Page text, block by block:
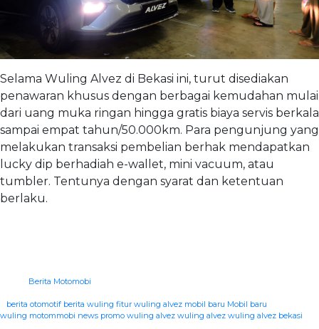
Selama Wuling Alvez di Bekasi ini, turut disediakan
penawaran khusus dengan berbagai kemudahan mulai
dari uang muka ringan hingga gratis biaya servis berkala
sampai empat tahun/50.000km. Para pengunjung yang
melakukan transaksi pembelian berhak mendapatkan
lucky dip berhadiah e-wallet, mini vacuum, atau
tumbler. Tentunya dengan syarat dan ketentuan
berlaku.
Berita Motomobi
berita otomotif berita wuling fitur wuling alvez mobil baru Mobil baru
wuling motommobi news promo wuling alvez wuling alvez wuling alvez bekasi